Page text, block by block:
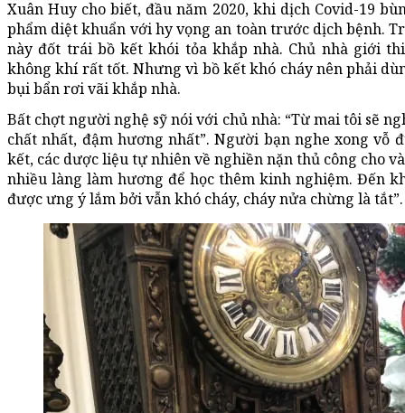
Xuân Huy cho biết, đầu năm 2020, khi dịch Covid-19
phẩm diệt khuẩn với hy vọng an toàn trước dịch bệnh.
này đốt trái bồ kết khói tỏa khắp nhà. Chủ nhà giới
không khí rất tốt. Nhưng vì bồ kết khó cháy nên phải
bụi bẩn rơi vãi khắp nhà.
Bất chợt người nghệ sỹ nói với chủ nhà: “Từ mai tôi sẽ
chất nhất, đậm hương nhất”. Người bạn nghe xong vỗ
kết, các dược liệu tự nhiên về nghiền nặn thủ công cho
nhiều làng làm hương để học thêm kinh nghiệm. Đến
được ưng ý lắm bởi vẫn khó cháy, cháy nửa chừng là tắt”.